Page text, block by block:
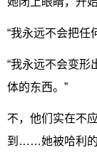
“我永远不会把任
“我永远不会变形
体的东西。”
不，他们实在不
到……她被哈利